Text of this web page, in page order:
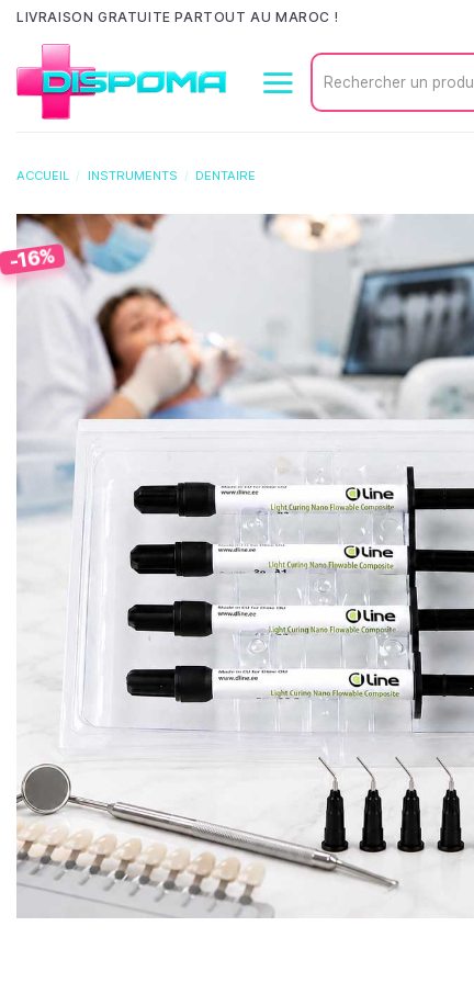
Passer
contenu
LIVRAISON GRATUITE PARTOUT AU MAROC !
Recherche
pour :
ACCUEIL / INSTRUMENTS / DENTAIRE
-16%